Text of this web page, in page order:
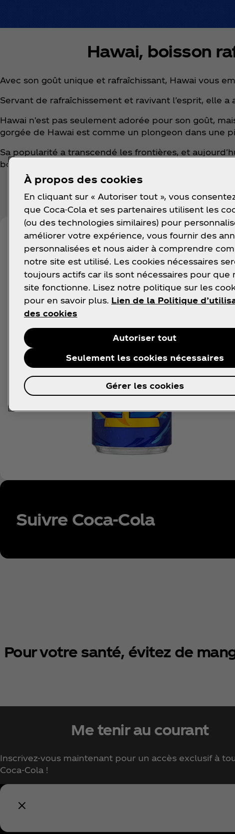
Hawai, boisson
Avec son goût unique et rafraîchissant, Hawai vous
​Servant de rafraîchissement et ravivant l'esprit, elle a
​Hawai n'est pas seulement adorée pour son goût,
gorgée de Hawai est comme un plongeon dans une
​Sa popularité a transcendé les frontières, et
boisson pétillante débordante de saveurs vibrantes -
Suivre Coca‑Cola
Pour votre santé, évitez de
Me tenir au courant
Inscrivez-vous maintenant pour un accès exclusif à
Coca‑Cola !
À propos des cookies
En cliquant sur « Autoriser tout », vous
que Coca-Cola et ses partenaires utilisent les
(ou des technologies similaires) pour
améliorer votre expérience, vous fournir des
personnalisées et nous aider à comprendre
notre site est utilisé. Les cookies nécessaires
toujours actifs car ils sont nécessaires pour que
site fonctionne. Lisez notre politique sur les
pour en savoir plus. Lien de la Politique
des cookies
Autoriser tout
Seulement les cookies nécessaires
Gérer les cookies